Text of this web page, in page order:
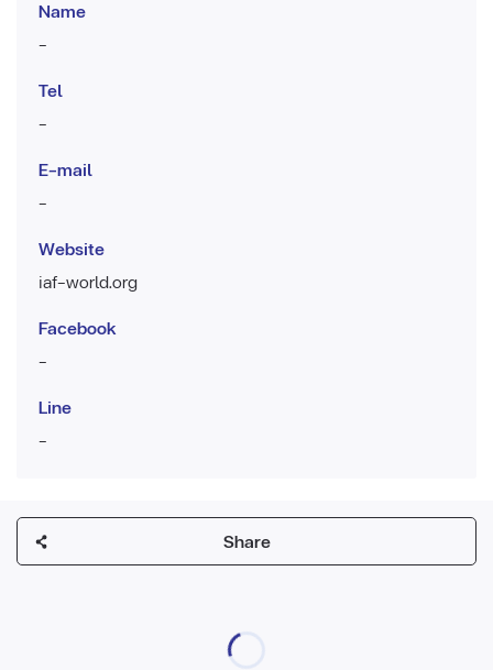
Name
-
Tel
-
E-mail
-
Website
iaf-world.org
Facebook
-
Line
-
Share